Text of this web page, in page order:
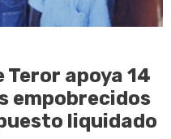
apoya 14
empobrecidos
liquidado